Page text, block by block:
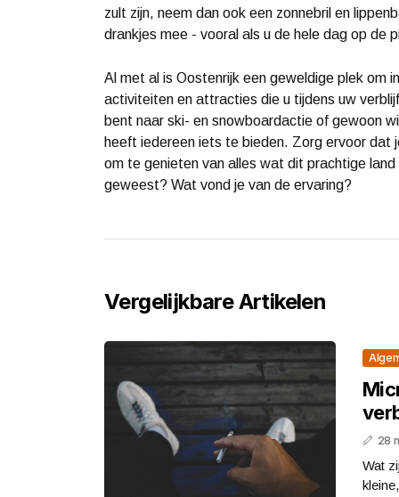
zult zijn, neem dan ook een zonnebril en
drankjes mee - vooral als u de hele dag op de
Al met al is Oostenrijk een geweldige plek om
activiteiten en attracties die u tijdens uw
bent naar ski- en snowboardactie of gewoon
heeft iedereen iets te bieden. Zorg ervoor dat
om te genieten van alles wat dit prachtige
geweest? Wat vond je van de ervaring?
Vergelijkbare Artikelen
28
Wat